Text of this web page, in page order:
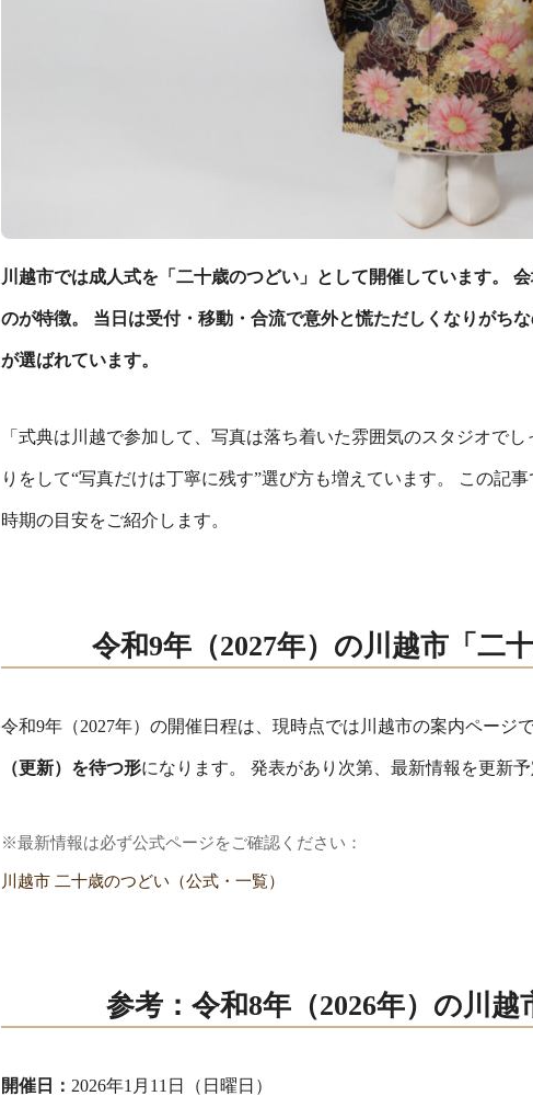
川越市では成人式を「 二十歳のつどい 」として開催しています。
のが特徴。 当日は受付・移動・合流で意外と慌ただしくなりがち
が選ばれています。
「式典は川越で参加して、写真は落ち着いた雰囲気のスタジオで
りをして“写真だけは丁寧に残す”選び方も増えています。 この記
時期の目安をご紹介します。
令和9年（2027年）の川越市「二
令和9年（2027年）の開催日程は、現時点では川越市の案内ページ
（更新）を待つ形になります。 発表があり次第、最新情報を更新予
※最新情報は必ず公式ページをご確認ください：
川越市 二十歳のつどい（公式・一覧）
参考：令和8年（2026年）の川越
開催日： 2026年1月11日（日曜日）